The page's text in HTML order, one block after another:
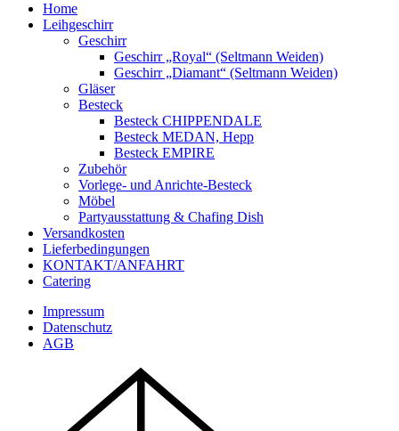
Home
Leihgeschirr
Geschirr
Geschirr „Royal“ (Seltmann Weiden)
Geschirr „Diamant“ (Seltmann Weiden)
Gläser
Besteck
Besteck CHIPPENDALE
Besteck MEDAN, Hepp
Besteck EMPIRE
Zubehör
Vorlege- und Anrichte-Besteck
Möbel
Partyausstattung & Chafing Dish
Versandkosten
Lieferbedingungen
KONTAKT/ANFAHRT
Catering
Impressum
Datenschutz
AGB